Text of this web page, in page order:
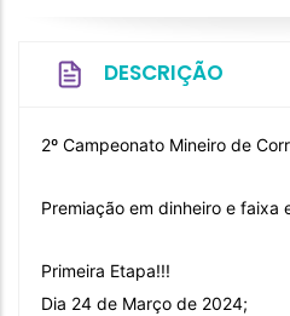
DESCRIÇÃO
2º Campeonato Mineiro de
Premiação em dinheiro e faixa
Primeira Etapa!!!
Dia 24 de Março de 2024;